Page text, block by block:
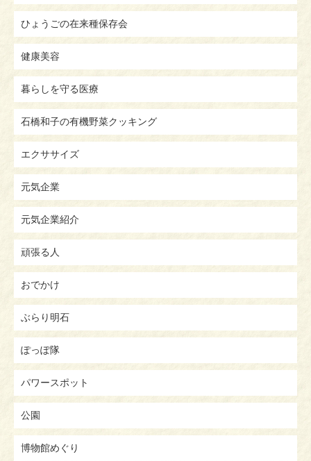
ひょうごの在来種保存会
健康美容
暮らしを守る医療
石橋和子の有機野菜クッキング
エクササイズ
元気企業
元気企業紹介
頑張る人
おでかけ
ぶらり明石
ぽっぽ隊
パワースポット
公園
博物館めぐり